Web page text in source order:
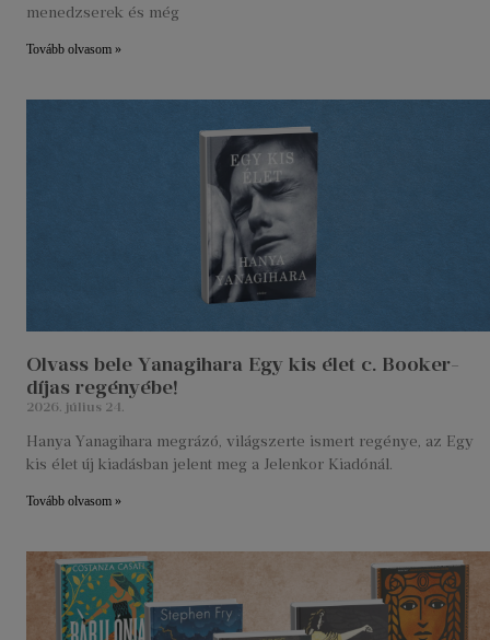
menedzserek és még
Tovább olvasom »
Olvass bele Yanagihara Egy kis élet c. Booker-
díjas regényébe!
2026. július 24.
Hanya Yanagihara megrázó, világszerte ismert regénye, az Egy
kis élet új kiadásban jelent meg a Jelenkor Kiadónál.
Tovább olvasom »